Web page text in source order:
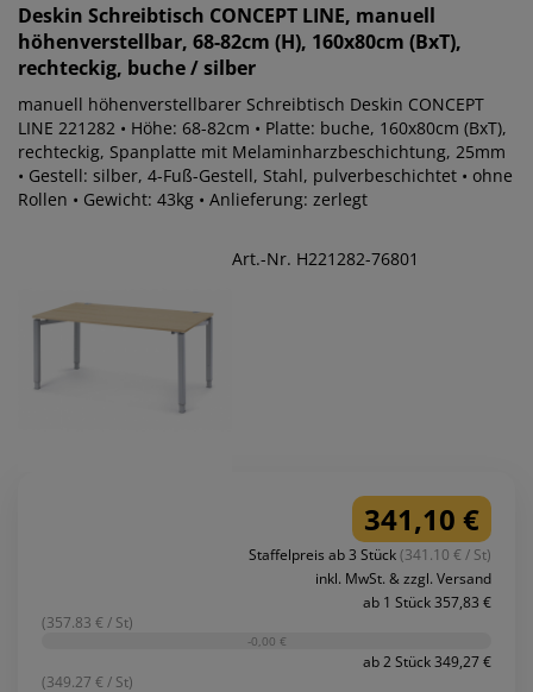
Deskin Schreibtisch CONCEPT LINE, manuell
höhenverstellbar, 68-82cm (H), 160x80cm (BxT),
rechteckig, buche / silber
manuell höhenverstellbarer Schreibtisch Deskin CONCEPT
LINE 221282 • Höhe: 68-82cm • Platte: buche, 160x80cm (BxT),
rechteckig, Spanplatte mit Melaminharzbeschichtung, 25mm
• Gestell: silber, 4-Fuß-Gestell, Stahl, pulverbeschichtet • ohne
Rollen • Gewicht: 43kg • Anlieferung: zerlegt
Art.-Nr. H221282-76801
341,10 €
Staffelpreis ab 3 Stück(341.10 € / St)
inkl. MwSt. & zzgl. Versand
ab 1 Stück 357,83 €
(357.83 € / St)
-0,00 €
ab 2 Stück 349,27 €
(349.27 € / St)